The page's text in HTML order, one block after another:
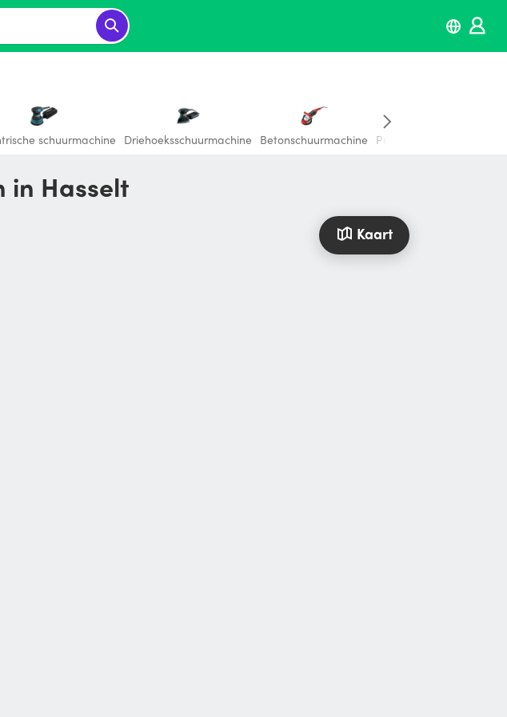
schuurmachine Driehoeksschuurmachine Betonschuurmachine Parketschuurmachine
in Hasselt
Kaart